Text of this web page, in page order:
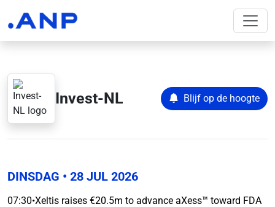
Invest-NL Blijf op de hoogte
DINSDAG • 28 JUL 2026
07:30•Xeltis raises €20.5m to advance aXess™ toward FDA